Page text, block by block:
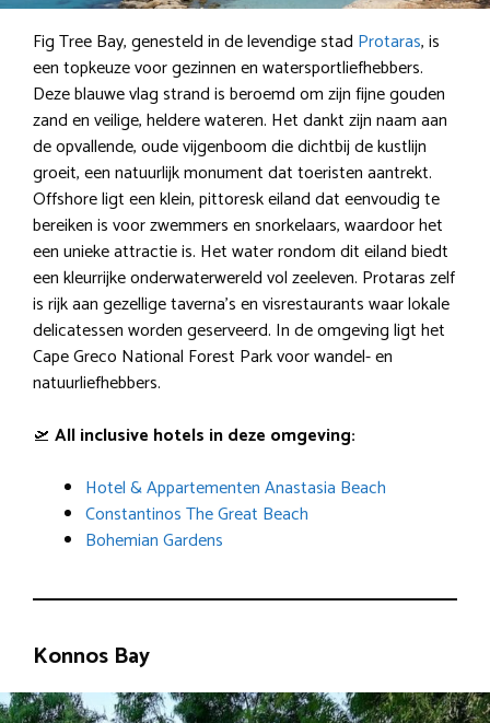
Fig Tree Bay, genesteld in de levendige stad Protaras, is
een topkeuze voor gezinnen en watersportliefhebbers.
Deze blauwe vlag strand is beroemd om zijn fijne gouden
zand en veilige, heldere wateren. Het dankt zijn naam aan
de opvallende, oude vijgenboom die dichtbij de kustlijn
groeit, een natuurlijk monument dat toeristen aantrekt.
Offshore ligt een klein, pittoresk eiland dat eenvoudig te
bereiken is voor zwemmers en snorkelaars, waardoor het
een unieke attractie is. Het water rondom dit eiland biedt
een kleurrijke onderwaterwereld vol zeeleven. Protaras zelf
is rijk aan gezellige taverna’s en visrestaurants waar lokale
delicatessen worden geserveerd. In de omgeving ligt het
Cape Greco National Forest Park voor wandel- en
natuurliefhebbers.
🛫 All inclusive hotels in deze omgeving:
Hotel & Appartementen Anastasia Beach
Constantinos The Great Beach
Bohemian Gardens
Konnos Bay